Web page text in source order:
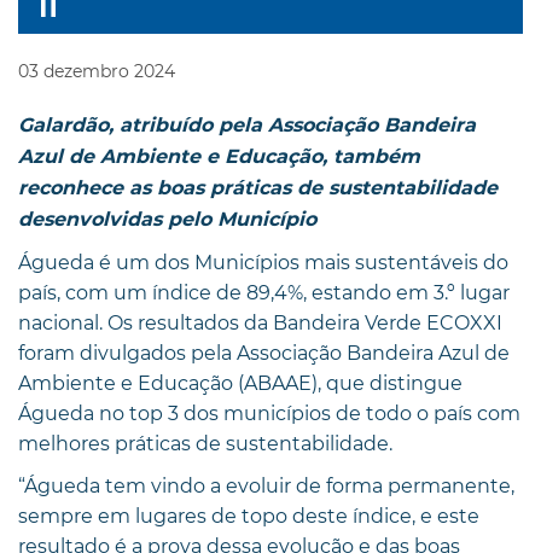
03 dezembro 2024
Galardão, atribuído pela Associação Bandeira
Azul de Ambiente e Educação, também
reconhece as boas práticas de sustentabilidade
desenvolvidas pelo Município
Águeda é um dos Municípios mais sustentáveis do
país, com um índice de 89,4%, estando em 3.º lugar
nacional. Os resultados da Bandeira Verde ECOXXI
foram divulgados pela Associação Bandeira Azul de
Ambiente e Educação (ABAAE), que distingue
Águeda no top 3 dos municípios de todo o país com
melhores práticas de sustentabilidade.
“Águeda tem vindo a evoluir de forma permanente,
sempre em lugares de topo deste índice, e este
resultado é a prova dessa evolução e das boas